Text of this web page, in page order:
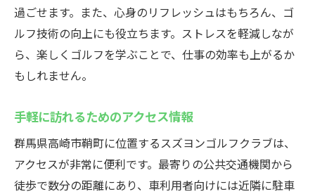
過ごせます。また、心身のリフレッシュはもちろん、ゴ
ルフ技術の向上にも役立ちます。ストレスを軽減しなが
ら、楽しくゴルフを学ぶことで、仕事の効率も上がるか
もしれません。
手軽に訪れるためのアクセス情報
群馬県高崎市鞘町に位置するスズヨンゴルフクラブは、
アクセスが非常に便利です。最寄りの公共交通機関から
徒歩で数分の距離にあり、車利用者向けには近隣に駐車